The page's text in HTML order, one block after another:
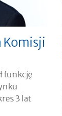
Komisji
funkcję
3 lat